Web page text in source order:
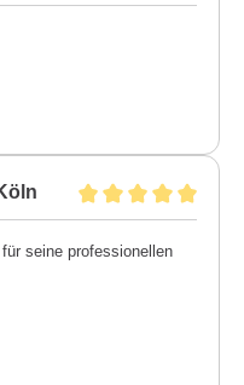
seine professionellen